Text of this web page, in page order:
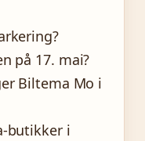
på 17. mai?
Biltema Mo i
butikker i